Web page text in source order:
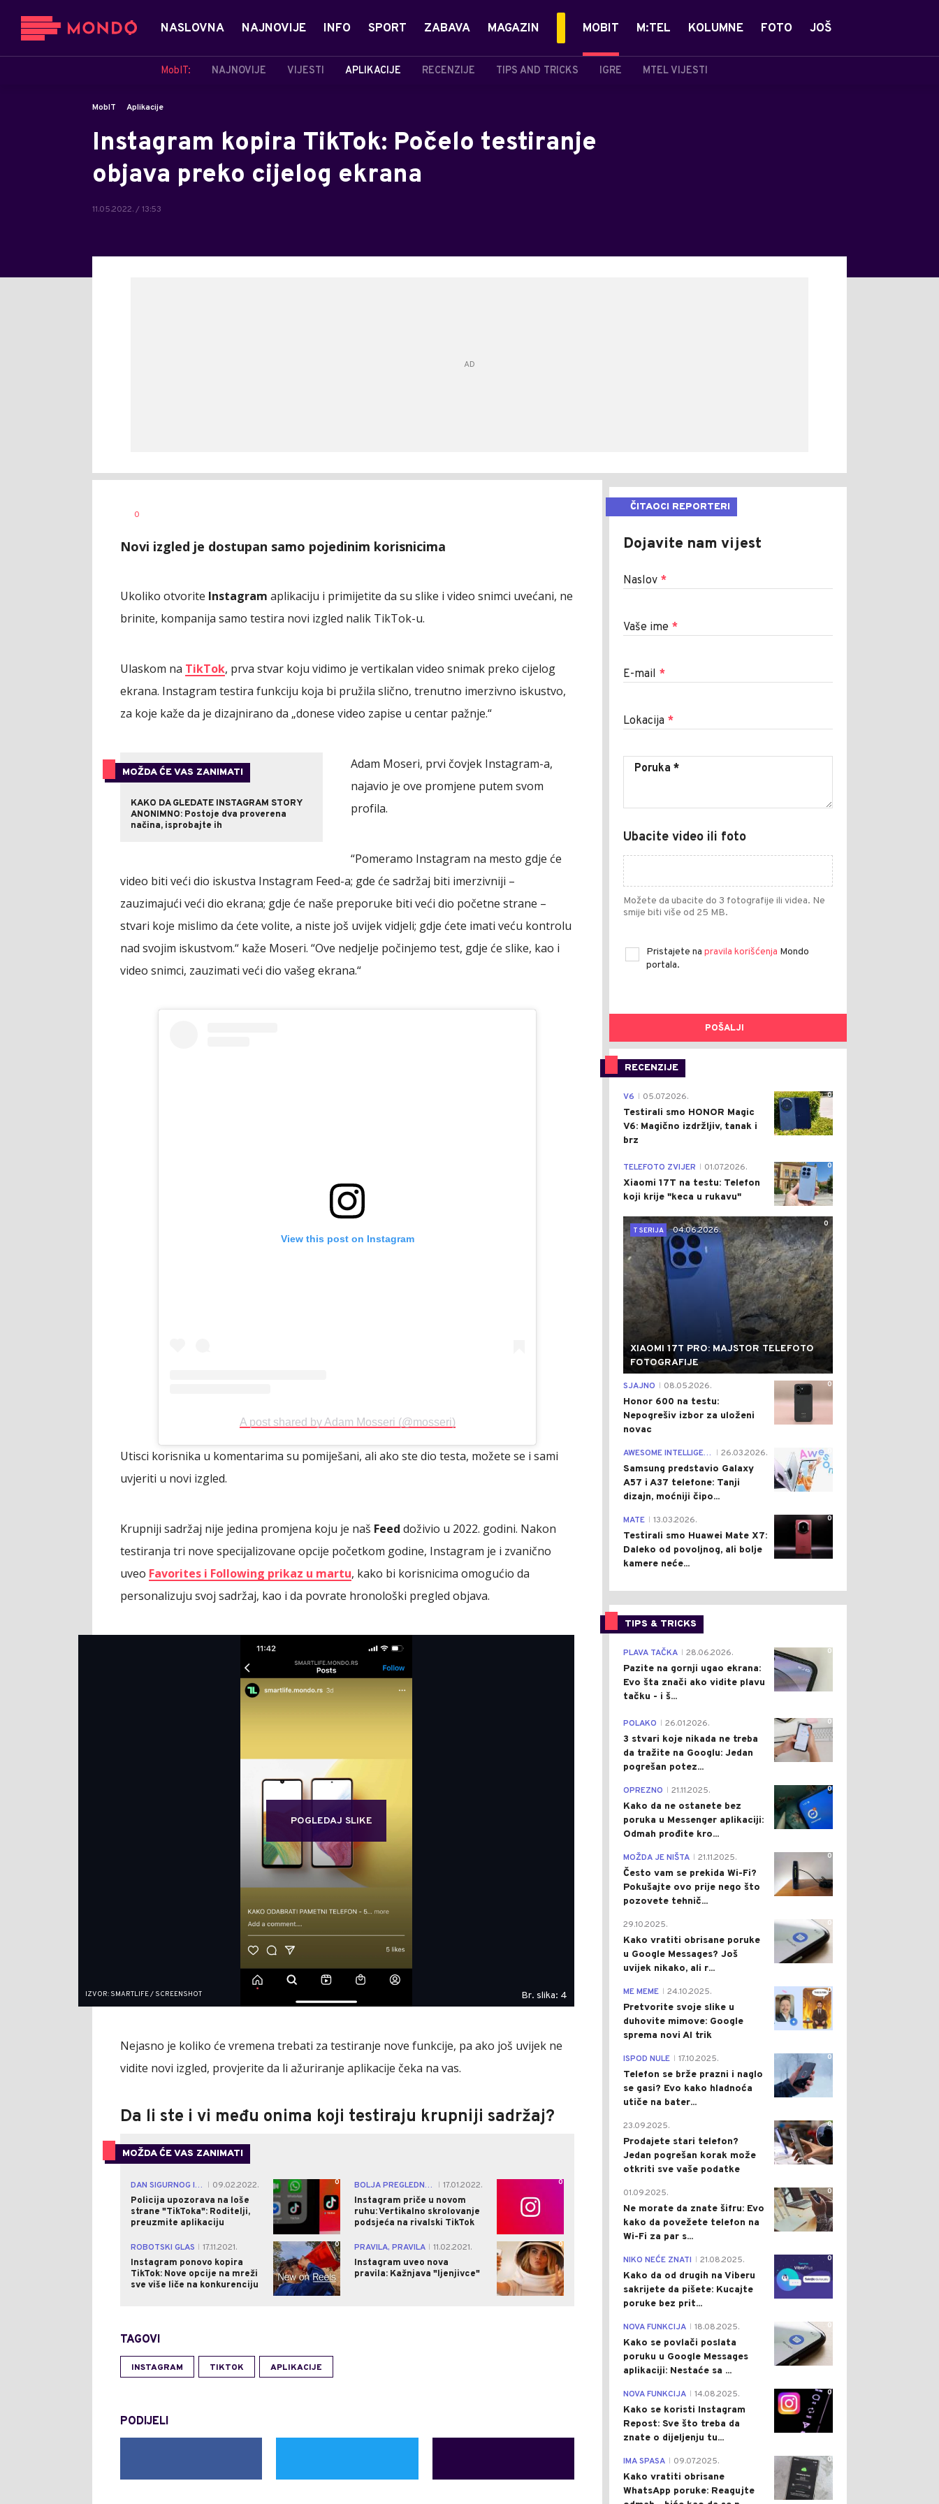
NASLOVNA NAJNOVIJE INFO SPORT ZABAVA MAGAZIN MOBIT
MobIT: NAJNOVIJE VIJESTI APLIKACIJE RECENZIJE TIPS AND TRICKS IGRE MTEL VIJESTI
M:TEL KOLUMNE FOTO JOŠ
MobIT Aplikacije
Instagram kopira TikTok: Počelo testiranje
objava preko cijelog ekrana
11.05.2022. / 13:53
AUTOR
0
Novi izgled je dostupan samo pojedinim korisnicima
Ukoliko otvorite Instagram aplikaciju i primijetite da su slike i video snimci uvećani, ne
brinite, kompanija samo testira novi izgled nalik TikTok-u.
Ulaskom na TikTok, prva stvar koju vidimo je vertikalan video snimak preko cijelog
ekrana. Instagram testira funkciju koja bi pružila slično, trenutno imerzivno iskustvo,
za koje kaže da je dizajnirano da „donese video zapise u centar pažnje.“
MOŽDA ĆE VAS ZANIMATI
KAKO DA GLEDATE INSTAGRAM STORY
ANONIMNO: Postoje dva proverena
načina, isprobajte ih
Adam Moseri, prvi čovjek Instagram-a,
najavio je ove promjene putem svom
profila.
“Pomeramo Instagram na mesto gdje će
video biti veći dio iskustva Instagram Feed-a; gde će sadržaj biti imerzivniji –
zauzimajući veći dio ekrana; gdje će naše preporuke biti veći dio početne strane –
stvari koje mislimo da ćete volite, a niste još uvijek vidjeli; gdje ćete imati veću kontrolu
nad svojim iskustvom.“ kaže Moseri. “Ove nedjelje počinjemo test, gdje će slike, kao i
video snimci, zauzimati veći dio vašeg ekrana.“
View this post on Instagram
A post shared by Adam Mosseri (@mosseri)
Utisci korisnika u komentarima su pomiješani, ali ako ste dio testa, možete se i sami
uvjeriti u novi izgled.
Krupniji sadržaj nije jedina promjena koju je naš Feed doživio u 2022. godini. Nakon
testiranja tri nove specijalizovane opcije početkom godine, Instagram je i zvanično
uveo Favorites i Following prikaz u martu, kako bi korisnicima omogućio da
personalizuju svoj sadržaj, kao i da povrate hronološki pregled objava.
POGLEDAJ SLIKE
IZVOR: SMARTLIFE / SCREENSHOT Br. slika: 4
Nejasno je koliko će vremena trebati za testiranje nove funkcije, pa ako još uvijek ne
vidite novi izgled, provjerite da li ažuriranje aplikacije čeka na vas.
Da li ste i vi među onima koji testiraju krupniji sadržaj?
MOŽDA ĆE VAS ZANIMATI
DAN SIGURNOG INTERNETA
09.02.2022.
Policija upozorava na loše
strane "TikToka": Roditelji,
preuzmite aplikaciju
0 BOLJA PREGLEDNOST
17.01.2022.
Instagram priče u novom
ruhu: Vertikalno skrolovanje
podsjeća na rivalski TikTok
0
ROBOTSKI GLAS
17.11.2021.
Instagram ponovo kopira
TikTok: Nove opcije na mreži
sve više liče na konkurenciju
0 PRAVILA, PRAVILA
11.02.2021.
Instagram uveo nova
pravila: Kažnjava "ljenjivce"
0
TAGOVI
INSTAGRAM TIKTOK APLIKACIJE
PODIJELI
ČITAOCI REPORTERI
Dojavite nam vijest
Naslov *
Vaše ime *
E-mail *
Lokacija *
Ubacite video ili foto
Možete da ubacite do 3 fotografije ili videa. Ne
smije biti više od 25 MB.
Pristajete na pravila korišćenja Mondo
portala.
POŠALJI
RECENZIJE
0
V6 05.07.2026.
Testirali smo HONOR Magic
V6: Magično izdržljiv, tanak i
brz
0
TELEFOTO ZVIJER 01.07.2026.
Xiaomi 17T na testu: Telefon
koji krije "keca u rukavu"
0
T SERIJA
04.06.2026.
XIAOMI 17T PRO: MAJSTOR TELEFOTO
FOTOGRAFIJE
0
SJAJNO 08.05.2026.
Honor 600 na testu:
Nepogrešiv izbor za uloženi
novac
AWESOME INTELLIGENCE 26.03.2026.
Samsung predstavio Galaxy
A57 i A37 telefone: Tanji
dizajn, moćniji čipo...
0
MATE 13.03.2026.
Testirali smo Huawei Mate X7:
Daleko od povoljnog, ali bolje
kamere neće...
TIPS & TRICKS
0
PLAVA TAČKA 28.06.2026.
Pazite na gornji ugao ekrana:
Evo šta znači ako vidite plavu
tačku - i š...
0
POLAKO 26.01.2026.
3 stvari koje nikada ne treba
da tražite na Googlu: Jedan
pogrešan potez...
0
OPREZNO 21.11.2025.
Kako da ne ostanete bez
poruka u Messenger aplikaciji:
Odmah prođite kro...
0
MOŽDA JE NIŠTA 21.11.2025.
Često vam se prekida Wi-Fi?
Pokušajte ovo prije nego što
pozovete tehnič...
0
29.10.2025.
Kako vratiti obrisane poruke
u Google Messages? Još
uvijek nikako, ali r...
0
ME MEME 24.10.2025.
Pretvorite svoje slike u
duhovite mimove: Google
sprema novi AI trik
0
ISPOD NULE 17.10.2025.
Telefon se brže prazni i naglo
se gasi? Evo kako hladnoća
utiče na bater...
0
23.09.2025.
Prodajete stari telefon?
Jedan pogrešan korak može
otkriti sve vaše podatke
0
01.09.2025.
Ne morate da znate šifru: Evo
kako da povežete telefon na
Wi-Fi za par s...
0
NIKO NEĆE ZNATI 21.08.2025.
Kako da od drugih na Viberu
sakrijete da pišete: Kucajte
poruke bez prit...
0
NOVA FUNKCIJA 18.08.2025.
Kako se povlači poslata
poruku u Google Messages
aplikaciji: Nestaće sa ...
0
NOVA FUNKCIJA 14.08.2025.
Kako se koristi Instagram
Repost: Sve što treba da
znate o dijeljenju tu...
0
IMA SPASA 09.07.2025.
Kako vratiti obrisane
WhatsApp poruke: Reagujte